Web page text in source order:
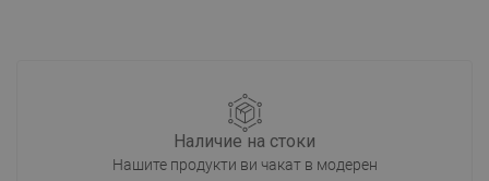
Наличие на стоки
Нашите продукти ви чакат в модерен